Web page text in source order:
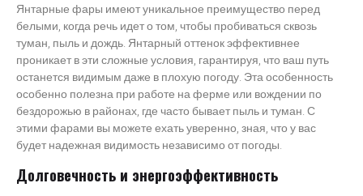
Янтарные фары имеют уникальное преимущество перед
белыми, когда речь идет о том, чтобы пробиваться сквозь
туман, пыль и дождь. Янтарный оттенок эффективнее
проникает в эти сложные условия, гарантируя, что ваш путь
останется видимым даже в плохую погоду. Эта особенность
особенно полезна при работе на ферме или вождении по
бездорожью в районах, где часто бывает пыль и туман. С
этими фарами вы можете ехать уверенно, зная, что у вас
будет надежная видимость независимо от погоды.
Долговечность и энергоэффективность